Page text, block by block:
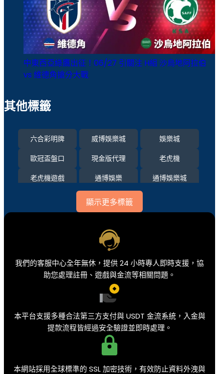
中東西亞綠鷹出征！06/27 引關注 H組 沙烏地阿拉伯
vs 維德角搶分大戰
其他標籤
六合彩明牌 威博娛樂城
娛樂城
歐冠盃盤口
現金版代理
老虎機
老虎機遊戲
通博娛樂
通博娛樂城
運彩比分
顯示更多標籤
我們的客服中心全年無休，提供 24 小時專人即時支援，協
助您處理註冊、遊戲與金流等相關問題。
本平台支援多種合法第三方支付與 USDT 金流系統，入金與
提款流程皆經過安全驗證並即時處理。
本網站採用全球標準的 SSL 加密技術，有效防止資料外洩與